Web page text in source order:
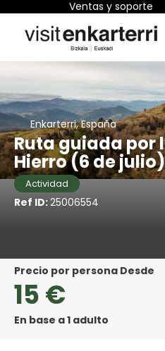
Ventas y soporte
Enkarterri, España
Ruta guiada por
Hierro (6 de julio)
Actividad
Ref ID:25006554
precio por persona Desde
15 €
En base a 1 adulto